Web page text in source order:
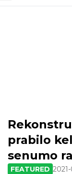
prabilo
senumo
FEATURED